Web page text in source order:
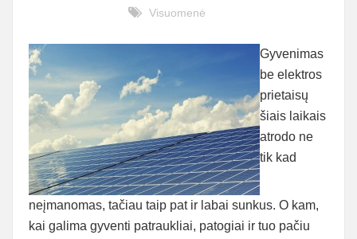
Visuomenė
Gyvenimas
be elektros
prietaisų
šiais laikais
atrodo ne
tik kad
neįmanomas, tačiau taip pat ir labai sunkus. O kam,
kai galima gyventi patraukliai, patogiai ir tuo pačiu